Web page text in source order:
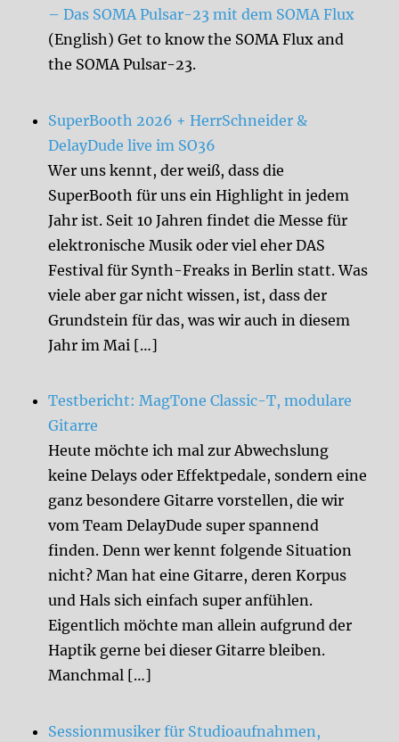
– Das SOMA Pulsar-23 mit dem SOMA Flux
(English) Get to know the SOMA Flux and
the SOMA Pulsar-23.
SuperBooth 2026 + HerrSchneider &
DelayDude live im SO36
Wer uns kennt, der weiß, dass die
SuperBooth für uns ein Highlight in jedem
Jahr ist. Seit 10 Jahren findet die Messe für
elektronische Musik oder viel eher DAS
Festival für Synth-Freaks in Berlin statt. Was
viele aber gar nicht wissen, ist, dass der
Grundstein für das, was wir auch in diesem
Jahr im Mai […]
Testbericht: MagTone Classic-T, modulare
Gitarre
Heute möchte ich mal zur Abwechslung
keine Delays oder Effektpedale, sondern eine
ganz besondere Gitarre vorstellen, die wir
vom Team DelayDude super spannend
finden. Denn wer kennt folgende Situation
nicht? Man hat eine Gitarre, deren Korpus
und Hals sich einfach super anfühlen.
Eigentlich möchte man allein aufgrund der
Haptik gerne bei dieser Gitarre bleiben.
Manchmal […]
Sessionmusiker für Studioaufnahmen,